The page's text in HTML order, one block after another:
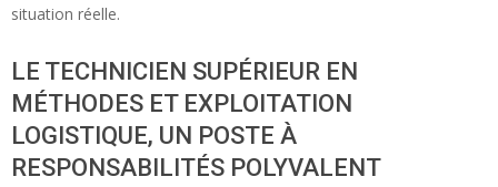
situation réelle.
LE TECHNICIEN SUPÉRIEUR EN
MÉTHODES ET EXPLOITATION
LOGISTIQUE, UN POSTE À
RESPONSABILITÉS POLYVALENT